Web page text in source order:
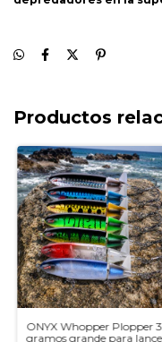
Productos
ONYX Whopper Plopper
gramos grande para lances